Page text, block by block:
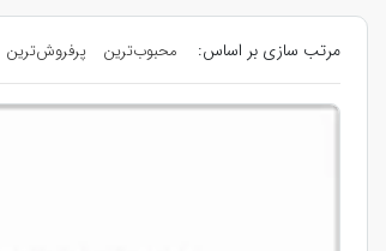
مرتب سازی بر اساس: محبوب‌ترین پرفروش‌ترین